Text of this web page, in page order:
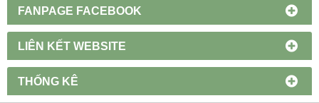
FANPAGE FACEBOOK
LIÊN KẾT WEBSITE
THỐNG KÊ